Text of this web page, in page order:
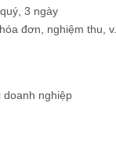
3 ngày
đơn, nghiệm thu,
doanh nghiệp